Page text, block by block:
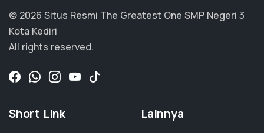
© 2026 Situs Resmi The Greatest One SMP Negeri 3
Kota Kediri
All rights reserved.
Short Link Lainnya